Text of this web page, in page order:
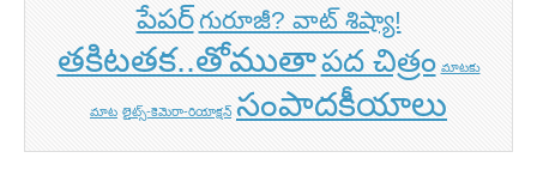
పేపర్గురూజీ? వాట్ శిష్యా!
తకిటతక..తోముతాపద చిత్రం మాటకు
మాట లైట్స్-కెమెరా-రియాక్షన్ సంపాదకీయాలు